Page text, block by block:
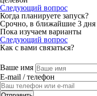
Следующий вопрос
Когда планируете запуск?
Срочно, в ближайшие 3 дня
Пока изучаем варианты
Следующий вопрос
Как с вами связаться?
Ваше имя
E-mail / телефон